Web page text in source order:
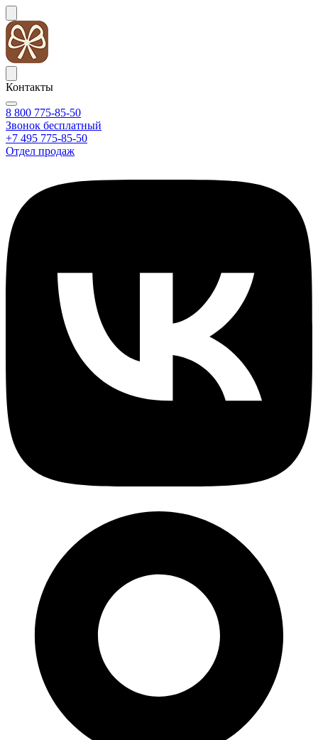
Контакты
8 800 775-85-50
Звонок бесплатный
+7 495 775-85-50
Отдел продаж